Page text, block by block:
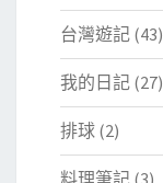
台灣遊記 (43)
我的日記 (27)
排球 (2)
料理筆記 (3)